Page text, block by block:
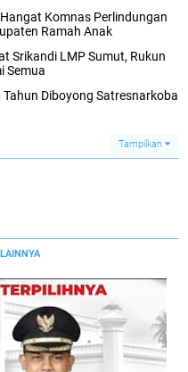
Komnas Perlindungan
Ramah Anak
Srikandi LMP Sumut, Rukun
Semua
Diboyong Satresnarkoba
Tampilkan